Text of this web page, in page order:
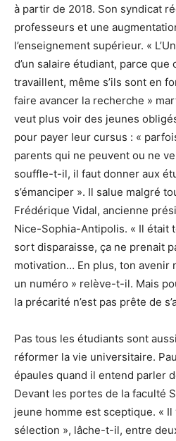
à partir de 2018. Son syndicat
professeurs et une
l’enseignement supérieur. «
d’un salaire étudiant, parce
travaillent, même s’ils sont en
faire avancer la recherche »
veut plus voir des jeunes
pour payer leur cursus : «
parents qui ne peuvent ou ne
souffle-t-il, il faut donner aux
s’émanciper ». Il salue malgré
Frédérique Vidal, ancienne
Nice-Sophia-Antipolis. « Il était
sort disparaisse, ça ne prenait
motivation… En plus, ton avenir
un numéro » relève-t-il. Mais
la précarité n’est pas prête de
Pas tous les étudiants sont
réformer la vie universitaire.
épaules quand il entend parler
Devant les portes de la faculté
jeune homme est sceptique. «
sélection », lâche-t-il, entre